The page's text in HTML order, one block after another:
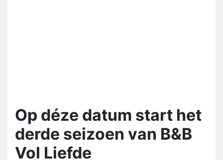
Op déze datum start het
derde seizoen van B&B
Vol Liefde